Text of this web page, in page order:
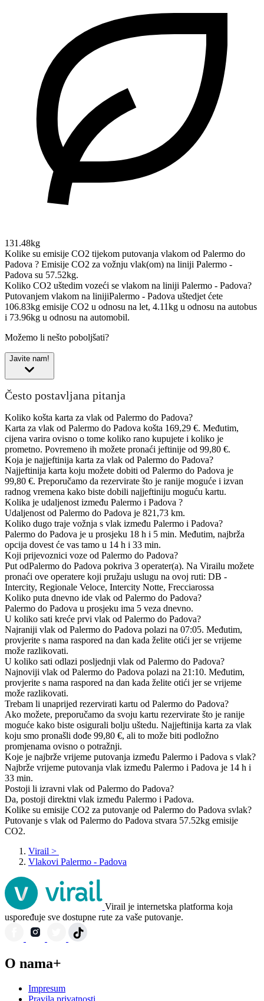
131.48kg
Kolike su emisije CO2 tijekom putovanja vlakom od Palermo do
Padova ? Emisije CO2 za vožnju vlak(om) na liniji Palermo -
Padova su 57.52kg.
Koliko CO2 uštedim vozeći se vlakom na liniji Palermo - Padova?
Putovanjem vlakom na linijiPalermo - Padova uštedjet ćete
106.83kg emisije CO2 u odnosu na let, 4.11kg u odnosu na autobus
i 73.96kg u odnosu na automobil.
Možemo li nešto poboljšati?
Javite nam!
Često postavljana pitanja
Koliko košta karta za vlak od Palermo do Padova?
Karta za vlak od Palermo do Padova košta 169,29 €. Međutim,
cijena varira ovisno o tome koliko rano kupujete i koliko je
prometno. Povremeno ih možete pronaći jeftinije od 99,80 €.
Koja je najjeftinija karta za vlak od Palermo do Padova?
Najjeftinija karta koju možete dobiti od Palermo do Padova je
99,80 €. Preporučamo da rezervirate što je ranije moguće i izvan
radnog vremena kako biste dobili najjeftiniju moguću kartu.
Kolika je udaljenost između Palermo i Padova ?
Udaljenost od Palermo do Padova je 821,73 km.
Koliko dugo traje vožnja s vlak između Palermo i Padova?
Palermo do Padova je u prosjeku 18 h i 5 min. Međutim, najbrža
opcija dovest će vas tamo u 14 h i 33 min.
Koji prijevoznici voze od Palermo do Padova?
Put odPalermo do Padova pokriva 3 operater(a). Na Virailu možete
pronaći ove operatere koji pružaju uslugu na ovoj ruti: DB -
Intercity, Regionale Veloce, Intercity Notte, Frecciarossa
Koliko puta dnevno ide vlak od Palermo do Padova?
Palermo do Padova u prosjeku ima 5 veza dnevno.
U koliko sati kreće prvi vlak od Palermo do Padova?
Najraniji vlak od Palermo do Padova polazi na 07:05. Međutim,
provjerite s nama raspored na dan kada želite otići jer se vrijeme
može razlikovati.
U koliko sati odlazi posljednji vlak od Palermo do Padova?
Najnoviji vlak od Palermo do Padova polazi na 21:10. Međutim,
provjerite s nama raspored na dan kada želite otići jer se vrijeme
može razlikovati.
Trebam li unaprijed rezervirati kartu od Palermo do Padova?
Ako možete, preporučamo da svoju kartu rezervirate što je ranije
moguće kako biste osigurali bolju uštedu. Najjeftinija karta za vlak
koju smo pronašli dođe 99,80 €, ali to može biti podložno
promjenama ovisno o potražnji.
Koje je najbrže vrijeme putovanja između Palermo i Padova s vlak?
Najbrže vrijeme putovanja vlak između Palermo i Padova je 14 h i
33 min.
Postoji li izravni vlak od Palermo do Padova?
Da, postoji direktni vlak između Palermo i Padova.
Kolike su emisije CO2 za putovanje od Palermo do Padova svlak?
Putovanje s vlak od Palermo do Padova stvara 57.52kg emisije
CO2.
Virail >
Vlakovi Palermo - Padova
Virail je internetska platforma koja
uspoređuje sve dostupne rute za vaše putovanje.
O nama+
Impresum
Pravila privatnosti